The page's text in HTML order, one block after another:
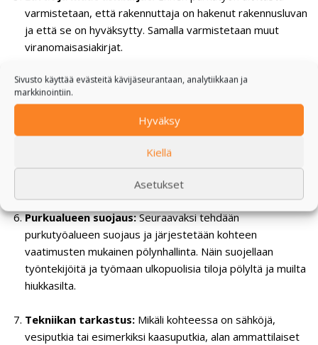
Sivusto käyttää evästeitä kävijäseurantaan, analytiikkaan ja
markkinointiin.
Hyväksy
Kiellä
Asetukset
varmistetaan, että rakennuttaja on hakenut rakennusluvan
ja että se on hyväksytty. Samalla varmistetaan muut
viranomaisasiakirjat.
Työmaan tarkistus:Kun lupa-asiat ovat kunnossa,
menemme paikan päälle tarkistamaan tilat. Merkitsemme
purettavat rakenteet ja purkurajat, mikäli vain osa
Poistamme työmaalta irtaimiston ja
siirrämme/suojaamme tilaajan omaisuuden.
Purkualueen suojaus:Seuraavaksi tehdään
purkutyöalueen suojaus ja järjestetään kohteen
vaatimusten mukainen pölynhallinta. Näin suojellaan
työntekijöitä ja työmaan ulkopuolisia tiloja pölyltä ja muilta
hiukkasilta.
Tekniikan tarkastus: Mikäli kohteessa on sähköjä,
vesiputkia tai esimerkiksi kaasuputkia, alan ammattilaiset